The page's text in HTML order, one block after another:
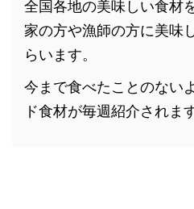
全国各地の美味しい食材
家の方や漁師の方に美味
らいます。
今まで食べたことのない
ド食材が毎週紹介されます